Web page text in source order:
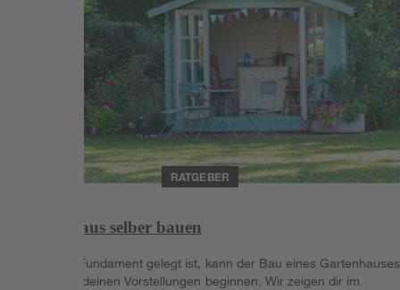
RATGEBER
Gartenhaus selber bauen
Wenn das Fundament gelegt ist, kann der Bau eines Gartenhauses
ganz nach deinen Vorstellungen beginnen. Wir zeigen dir im